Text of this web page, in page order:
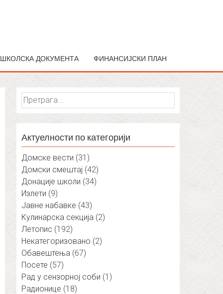
ШКОЛСКА ДОКУМЕНТА ФИНАНСИЈСКИ ПЛАН
Претрага
за:
Актуелности по категорији
Домске вести (31)
Домски смештај (42)
Донације школи (34)
Излети (9)
Јавне набавке (43)
Кулинарска секција (2)
Летопис (192)
Некатегоризовано (2)
Обавештења (67)
Посете (57)
Рад у сензорној соби (1)
Радионице (18)